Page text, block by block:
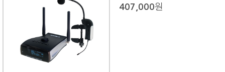
407,000원